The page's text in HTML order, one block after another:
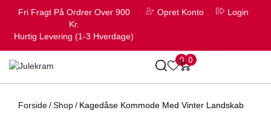
Fri Fragt På Ordrer Over 900
Kr.
Hurtig Levering (1-3 Hverdage)
Opret Konto Login
0 0
Forside/Shop/ Kagedåse Kommode Med Vinter Landskab